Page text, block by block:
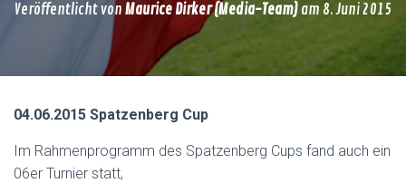
Veröffentlicht von Maurice Dirker (Media-Team) am 8. Juni 2015
04.06.2015 Spatzenberg Cup
Im Rahmenprogramm des Spatzenberg Cups fand auch ein
06er Turnier statt,